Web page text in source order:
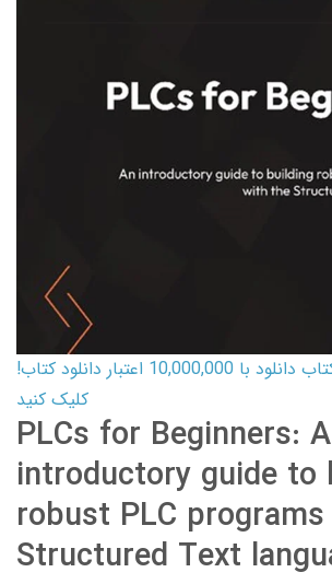
کارت اعتباری کتاب دانلود با 10,000,000 اعتبار دانلود کتاب!
کلیک کنید
PLCs for Beginners:
introductory guide to
robust PLC
Structured Text